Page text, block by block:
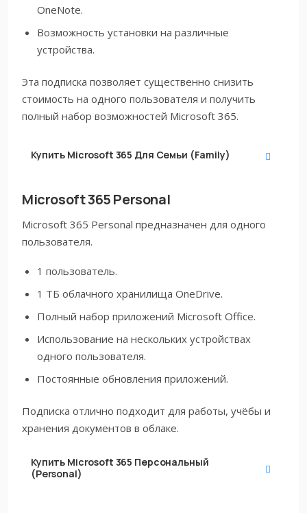
OneNote.
Возможность установки на различные
устройства.
Эта подписка позволяет существенно снизить
стоимость на одного пользователя и получить
полный набор возможностей Microsoft 365.
Купить Microsoft 365 Для Семьи (Family)
Microsoft 365 Personal
Microsoft 365 Personal предназначен для одного
пользователя.
1 пользователь.
1 ТБ облачного хранилища OneDrive.
Полный набор приложений Microsoft Office.
Использование на нескольких устройствах
одного пользователя.
Постоянные обновления приложений.
Подписка отлично подходит для работы, учёбы и
хранения документов в облаке.
Купить Microsoft 365 Персональный
(Personal)